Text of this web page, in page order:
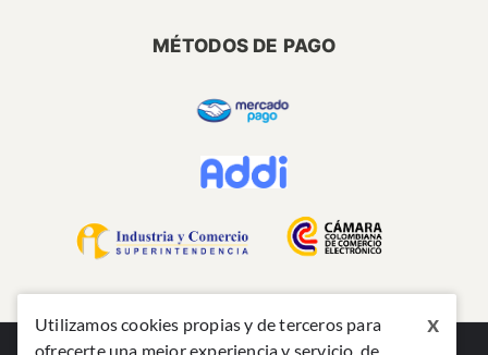
x
Utilizamos cookies propias y de terceros para
ofrecerte una mejor experiencia y servicio, de
MÉTODOS DE PAGO